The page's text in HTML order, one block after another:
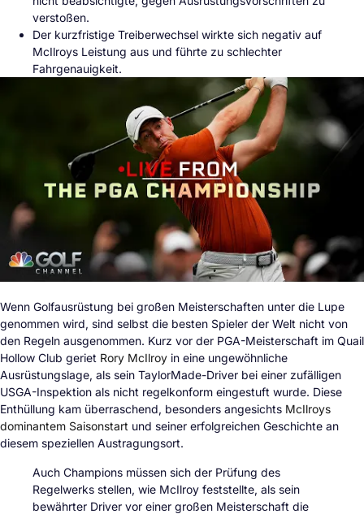
verstoßen.
Der kurzfristige Treiberwechsel wirkte sich negativ auf
McIlroys Leistung aus und führte zu schlechter
Fahrgenauigkeit.
Wenn Golfausrüstung bei großen Meisterschaften unter die Lupe
genommen wird, sind selbst die besten Spieler der Welt nicht von
den Regeln ausgenommen. Kurz vor der PGA-Meisterschaft im Quail
Hollow Club geriet Rory McIlroy in eine ungewöhnliche
Ausrüstungslage, als sein TaylorMade-Driver bei einer zufälligen
USGA-Inspektion als nicht regelkonform eingestuft wurde. Diese
Enthüllung kam überraschend, besonders angesichts McIlroys
dominantem Saisonstart und seiner erfolgreichen Geschichte an
diesem speziellen Austragungsort.
Auch Champions müssen sich der Prüfung des
Regelwerks stellen, wie McIlroy feststellte, als sein
bewährter Driver vor einer großen Meisterschaft die